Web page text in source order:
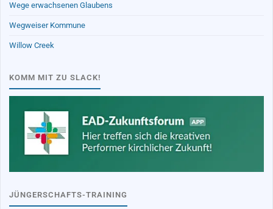
Wege erwachsenen Glaubens
Wegweiser Kommune
Willow Creek
KOMM MIT ZU SLACK!
JÜNGERSCHAFTS-TRAINING